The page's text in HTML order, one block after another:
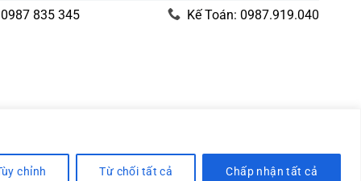
chỉnh Từ chối tất cả Chấp nhận tất cả
835 345 Kế Toán: 0987.919.040
Visa Stripe MasterCardCash